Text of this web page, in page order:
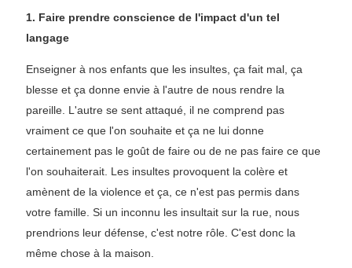
1. Faire prendre conscience de l'impact d'un tel
langage
Enseigner à nos enfants que les insultes, ça fait mal, ça
blesse et ça donne envie à l'autre de nous rendre la
pareille. L'autre se sent attaqué, il ne comprend pas
vraiment ce que l'on souhaite et ça ne lui donne
certainement pas le goût de faire ou de ne pas faire ce que
l'on souhaiterait. Les insultes provoquent la colère et
amènent de la violence et ça, ce n'est pas permis dans
votre famille. Si un inconnu les insultait sur la rue, nous
prendrions leur défense, c'est notre rôle. C'est donc la
même chose à la maison.